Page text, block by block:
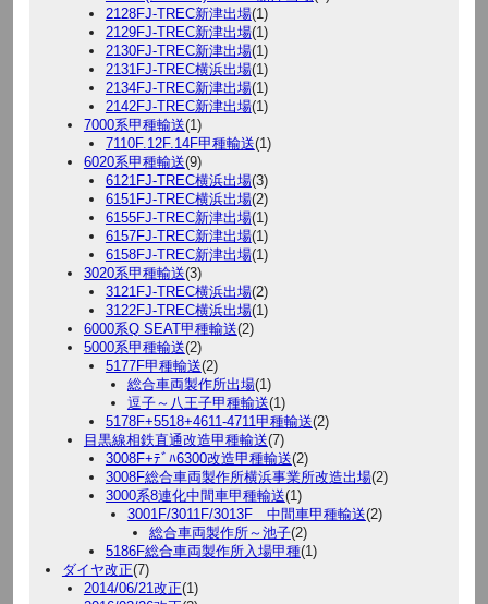
2128FJ-TREC新津出場(1)
2129FJ-TREC新津出場(1)
2130FJ-TREC新津出場(1)
2131FJ-TREC横浜出場(1)
2134FJ-TREC新津出場(1)
2142FJ-TREC新津出場(1)
7000系甲種輸送(1)
7110F.12F.14F甲種輸送(1)
6020系甲種輸送(9)
6121FJ-TREC横浜出場(3)
6151FJ-TREC横浜出場(2)
6155FJ-TREC新津出場(1)
6157FJ-TREC新津出場(1)
6158FJ-TREC新津出場(1)
3020系甲種輸送(3)
3121FJ-TREC横浜出場(2)
3122FJ-TREC横浜出場(1)
6000系Q SEAT甲種輸送(2)
5000系甲種輸送(2)
5177F甲種輸送(2)
総合車両製作所出場(1)
逗子～八王子甲種輸送(1)
5178F+5518+4611-4711甲種輸送(2)
目黒線相鉄直通改造甲種輸送(7)
3008F+ﾃﾞﾊ6300改造甲種輸送(2)
3008F総合車両製作所横浜事業所改造出場(2)
3000系8連化中間車甲種輸送(1)
3001F/3011F/3013F 中間車甲種輸送(2)
総合車両製作所～池子(2)
5186F総合車両製作所入場甲種(1)
ダイヤ改正(7)
2014/06/21改正(1)